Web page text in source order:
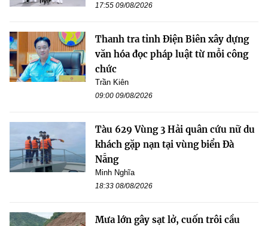
17:55 09/08/2026
Thanh tra tỉnh Điện Biên xây dựng
văn hóa đọc pháp luật từ mỗi công
chức
Trần Kiên
09:00 09/08/2026
Tàu 629 Vùng 3 Hải quân cứu nữ du
khách gặp nạn tại vùng biển Đà
Nẵng
Minh Nghĩa
18:33 08/08/2026
Mưa lớn gây sạt lở, cuốn trôi cầu